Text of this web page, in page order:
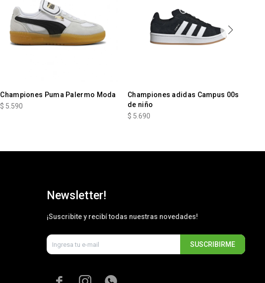
Championes Puma Palermo Moda
$ 5.590
Championes adidas Campus 00s
de niño
$ 5.690
Newsletter!
¡Suscribite y recibí todas nuestras novedades!
SUSCRIBIRME